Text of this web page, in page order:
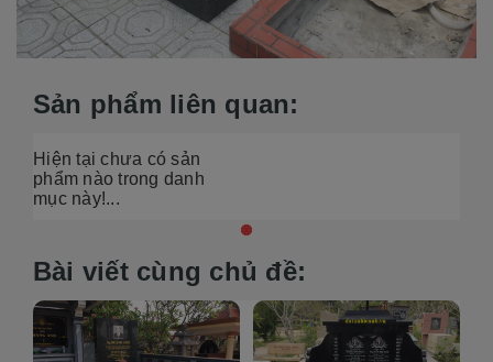
Sản phẩm liên quan:
Hiện tại chưa có sản
phẩm nào trong danh
mục này!...
Bài viết cùng chủ đề: